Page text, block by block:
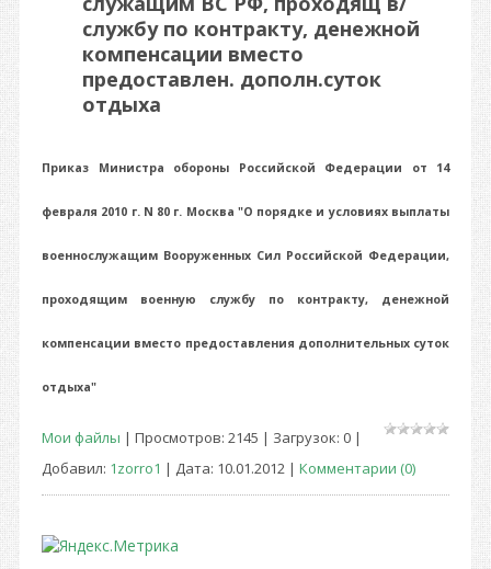
службу по контракту, денежной
компенсации вместо
предоставлен. дополн.суток
отдыха
Приказ Министра обороны Российской Федерации от 14
февраля 2010 г. N 80 г. Москва "О порядке и условиях выплаты
военнослужащим Вооруженных Сил Российской Федерации,
проходящим военную службу по контракту, денежной
компенсации вместо предоставления дополнительных суток
отдыха"
Мои файлы | Просмотров: 2145 | Загрузок: 0 |
Добавил: 1zorro1 | Дата: 10.01.2012 | Комментарии (0)